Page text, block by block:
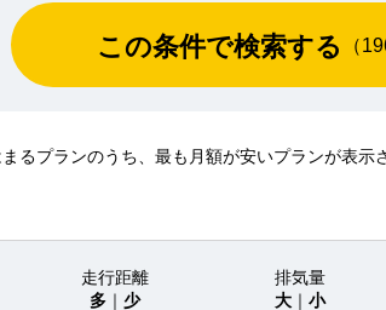
この条件で検索する （
るプランのうち、最も月額が安いプランが表示
走行距離
多 ｜ 少
排気量
大 ｜ 小